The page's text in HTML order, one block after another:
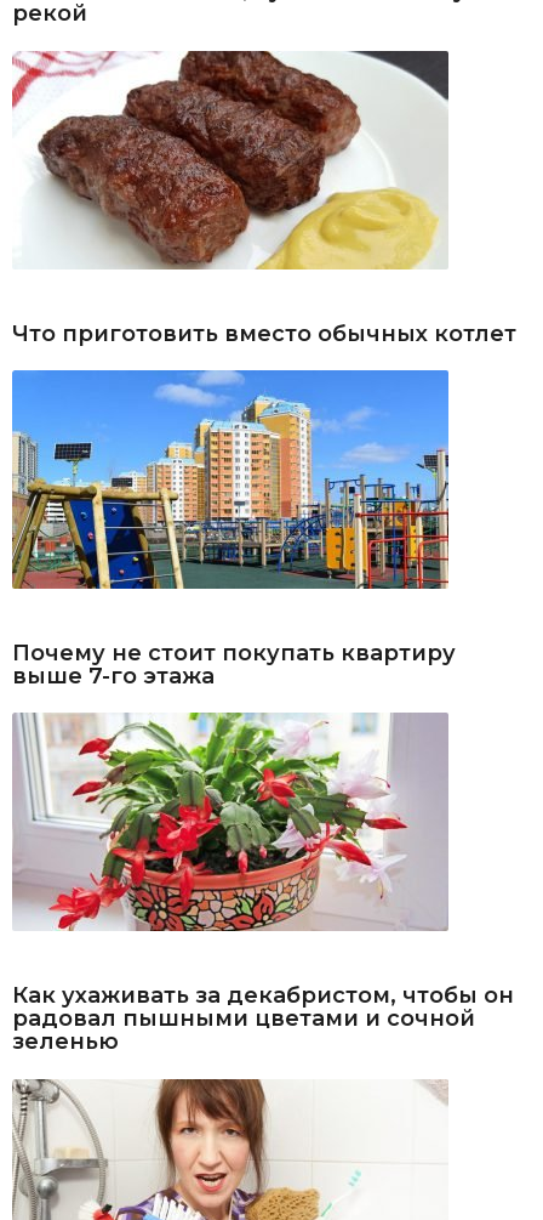
рекой
Что приготовить вместо обычных котлет
Почему не стоит покупать квартиру
выше 7-го этажа
Как ухаживать за декабристом, чтобы он
радовал пышными цветами и сочной
зеленью